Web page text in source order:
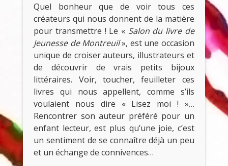
Quel bonheur que de voir tous ces
créateurs qui nous donnent de la matière
pour transmettre ! Le « Salon du livre de
Jeunesse de Montreuil», est une occasion
unique de croiser auteurs, illustrateurs et
de découvrir de vrais petits bijoux
littéraires. Voir, toucher, feuilleter ces
livres qui nous appellent, comme s’ils
voulaient nous dire « Lisez moi ! »…
Rencontrer son auteur préféré pour un
enfant lecteur, est plus qu’une joie, c’est
un sentiment de se connaître déjà un peu
et un échange de connivences…